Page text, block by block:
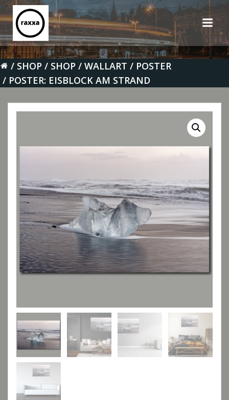
Zum
Inhalt
springen
SHOP SHOP WALLART
POSTER
POSTER: EISBLOCK AM STRAND